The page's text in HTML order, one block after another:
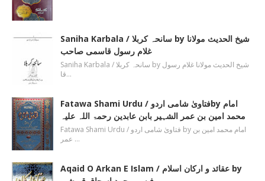
Saniha Karbala / سانحہ کربلا by شیخ الحدیث مولانا
غلام رسول قاسمی صاحب
Saniha Karbala / سانحہ کربلا by شیخ الحدیث مولانا غلام رسول
قا…
Fatawa Shami Urdu / فتاویٰ شامی اردوby امام
محمد امین بن عمر الشہیر بابن عابدین رحمۃ اللہ علیہ
Fatawa Shami Urdu / فتاویٰ شامی اردو by امام محمد امین بن
عمر …
Aqaid O Arkan E Islam / عقائد و ارکان اسلام by